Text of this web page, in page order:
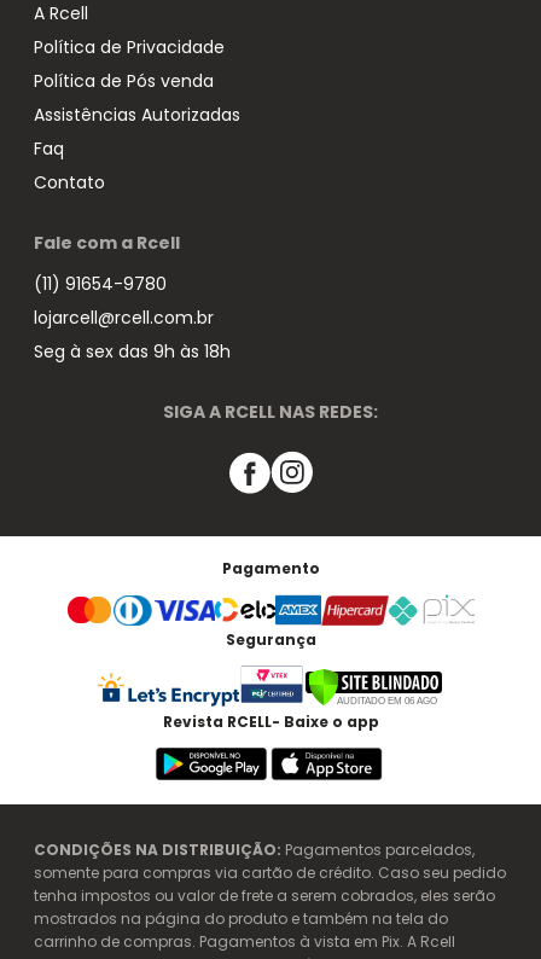
A Rcell
Política de Privacidade
Política de Pós venda
Assistências Autorizadas
Faq
Contato
Fale com a Rcell
(11) 91654-9780
lojarcell@rcell.com.br
Seg à sex das 9h às 18h
SIGA A RCELL NAS REDES:
Pagamento
Segurança
Revista RCELL- Baixe o app
CONDIÇÕES NA DISTRIBUIÇÃO: Pagamentos parcelados,
somente para compras via cartão de crédito. Caso seu pedido
tenha impostos ou valor de frete a serem cobrados, eles serão
mostrados na página do produto e também na tela do
carrinho de compras. Pagamentos à vista em Pix. A Rcell